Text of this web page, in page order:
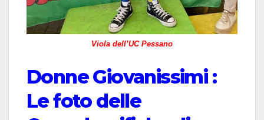
Viola dell’UC Pessano
Donne Giovanissimi :
Le foto delle